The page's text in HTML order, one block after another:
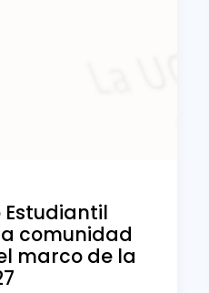
Estudiantil
comunidad
marco de la